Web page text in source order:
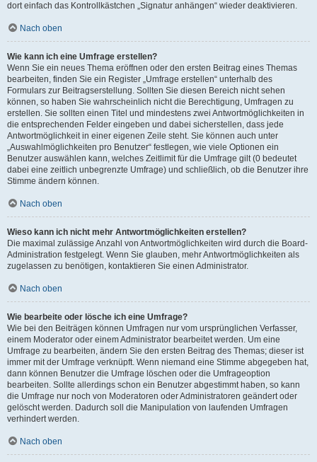
dort einfach das Kontrollkästchen „Signatur anhängen“ wieder deaktivieren.
Nach oben
Wie kann ich eine Umfrage erstellen?
Wenn Sie ein neues Thema eröffnen oder den ersten Beitrag eines Themas
bearbeiten, finden Sie ein Register „Umfrage erstellen“ unterhalb des
Formulars zur Beitragserstellung. Sollten Sie diesen Bereich nicht sehen
können, so haben Sie wahrscheinlich nicht die Berechtigung, Umfragen zu
erstellen. Sie sollten einen Titel und mindestens zwei Antwortmöglichkeiten in
die entsprechenden Felder eingeben und dabei sicherstellen, dass jede
Antwortmöglichkeit in einer eigenen Zeile steht. Sie können auch unter
„Auswahlmöglichkeiten pro Benutzer“ festlegen, wie viele Optionen ein
Benutzer auswählen kann, welches Zeitlimit für die Umfrage gilt (0 bedeutet
dabei eine zeitlich unbegrenzte Umfrage) und schließlich, ob die Benutzer ihre
Stimme ändern können.
Nach oben
Wieso kann ich nicht mehr Antwortmöglichkeiten erstellen?
Die maximal zulässige Anzahl von Antwortmöglichkeiten wird durch die Board-
Administration festgelegt. Wenn Sie glauben, mehr Antwortmöglichkeiten als
zugelassen zu benötigen, kontaktieren Sie einen Administrator.
Nach oben
Wie bearbeite oder lösche ich eine Umfrage?
Wie bei den Beiträgen können Umfragen nur vom ursprünglichen Verfasser,
einem Moderator oder einem Administrator bearbeitet werden. Um eine
Umfrage zu bearbeiten, ändern Sie den ersten Beitrag des Themas; dieser ist
immer mit der Umfrage verknüpft. Wenn niemand eine Stimme abgegeben hat,
dann können Benutzer die Umfrage löschen oder die Umfrageoption
bearbeiten. Sollte allerdings schon ein Benutzer abgestimmt haben, so kann
die Umfrage nur noch von Moderatoren oder Administratoren geändert oder
gelöscht werden. Dadurch soll die Manipulation von laufenden Umfragen
verhindert werden.
Nach oben